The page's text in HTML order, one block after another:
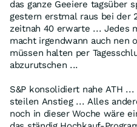
das ganze Geeiere tagsüber
gestern erstmal raus bei der
zeitnah 40 erwarte ... Jedes
macht irgendwann auch nen
müssen halten per
abzurutschen ...
S&P konsolidiert nahe ATH
steilen Anstieg ... Alles
noch in dieser Woche wäre